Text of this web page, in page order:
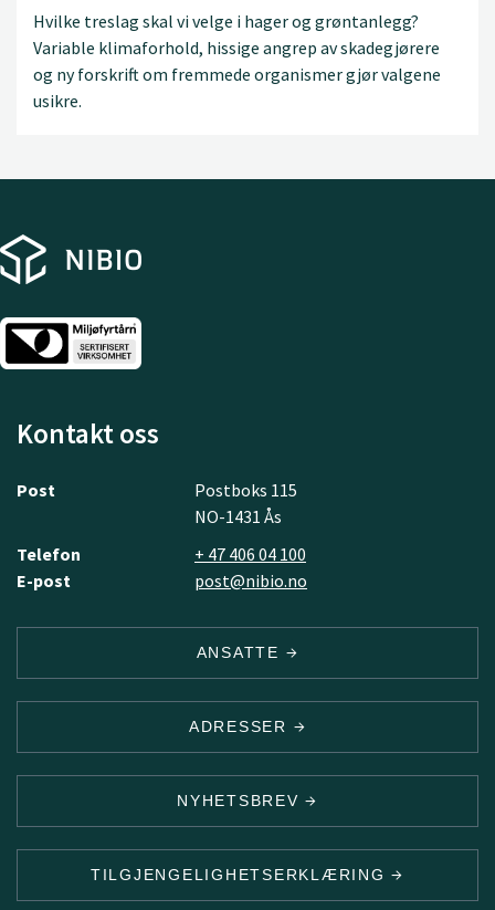
Hvilke treslag skal vi velge i hager og grøntanlegg?
Variable klimaforhold, hissige angrep av skadegjørere
og ny forskrift om fremmede organismer gjør valgene
usikre.
Kontakt oss
Post
Postboks 115
NO-1431 Ås
Telefon
+ 47 406 04 100
E-post
post@nibio.no
ANSATTE
ADRESSER
NYHETSBREV
TILGJENGELIGHETSERKLÆRING